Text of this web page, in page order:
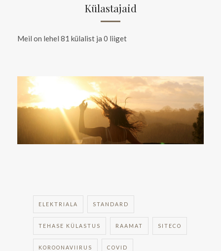
Külastajaid
Meil on lehel 81 külalist ja 0 liiget
ELEKTRIALA STANDARD
TEHASE KÜLASTUS RAAMAT SITECO
KOROONAVIIRUS COVID